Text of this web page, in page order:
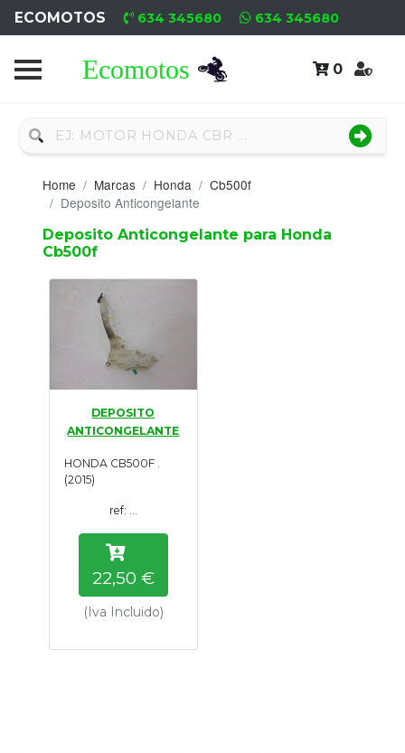
ECOMOTOS 634 345680 634 345680
0
Home
Nuevo
Neumáticos
Campa
Motores
Nuevos
Motores
Usados
Tasaciones
Formulario
Empresa
Contacto
Home Marcas Honda
Cb500f
Deposito Anticongelante
Deposito Anticongelante para Honda
Cb500f
DEPOSITO
ANTICONGELANTE
HONDA CB500F .
(2015)
ref: ...
22,50 €
(Iva Incluido)